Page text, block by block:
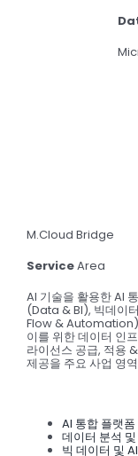
M.Cloud Bridge
ServiceArea
AI 기술을 활용한 AI
(Data & BI), 빅데이
Flow &
이를 위한 데이터 인
라이선스 공급, 적용
제공을 주요 사업 영
AI 통합 플랫
데이터 분석
빅 데이터 및